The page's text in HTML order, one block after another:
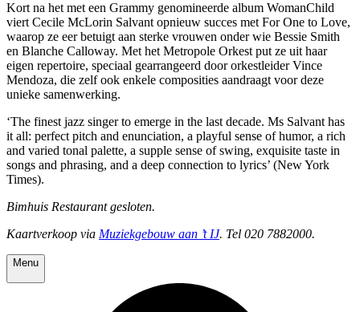
Kort na het met een Grammy genomineerde album WomanChild
viert Cecile McLorin Salvant opnieuw succes met For One to Love,
waarop ze eer betuigt aan sterke vrouwen onder wie Bessie Smith
en Blanche Calloway. Met het Metropole Orkest put ze uit haar
eigen repertoire, speciaal gearrangeerd door orkestleider Vince
Mendoza, die zelf ook enkele composities aandraagt voor deze
unieke samenwerking.
‘The finest jazz singer to emerge in the last decade. Ms Salvant has
it all: perfect pitch and enunciation, a playful sense of humor, a rich
and varied tonal palette, a supple sense of swing, exquisite taste in
songs and phrasing, and a deep connection to lyrics’ (New York
Times).
Bimhuis Restaurant gesloten.
Kaartverkoop via Muziekgebouw aan ’t IJ. Tel 020 7882000.
Menu